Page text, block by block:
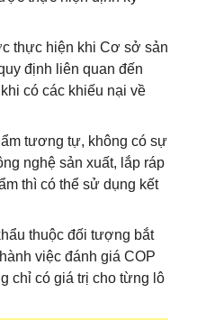
thực hiện khi Cơ sở sản
định liên quan đến
có các khiếu nại về
tương tự, không có sự
nghệ sản xuất, lắp ráp
thì có thể sử dụng kết
thuộc đối tượng bắt
việc đánh giá COP
chỉ có giá trị cho từng lô